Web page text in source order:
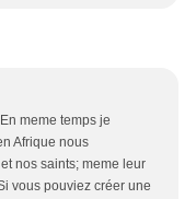
meme temps je
Afrique nous
nos saints; meme leur
vous pouviez créer une